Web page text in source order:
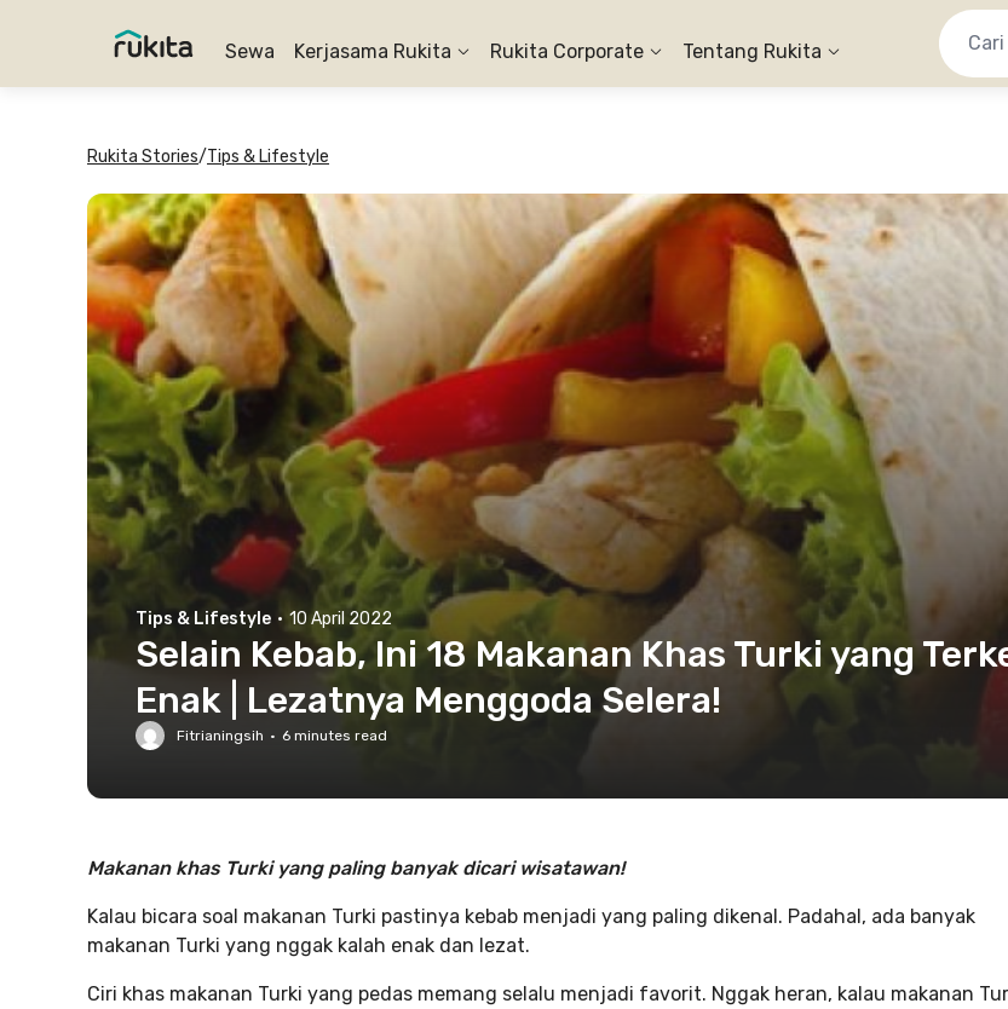
Sewa Kerjasama Rukita Rukita Corporate Tentang Rukita
Rukita Stories/Tips & Lifestyle
Tips & Lifestyle · 10 April 2022
Selain Kebab, Ini 18 Makanan Khas Turki yang
Enak | Lezatnya Menggoda Selera!
Fitrianingsih · 6 minutes read
Makanan khas Turki yang paling banyak dicari wisatawan!
Kalau bicara soal makanan Turki pastinya kebab menjadi yang paling dikenal. Padahal, ada banyak
makanan Turki yang nggak kalah enak dan lezat.
Ciri khas makanan Turki yang pedas memang selalu menjadi favorit. Nggak heran, kalau makanan